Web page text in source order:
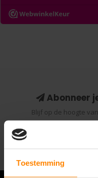
Toestemming
Abonneer
Blijf op de hoogte